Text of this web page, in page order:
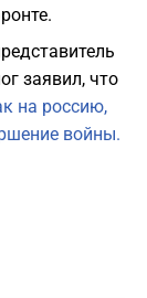
заявил, что
на россию,
войны.